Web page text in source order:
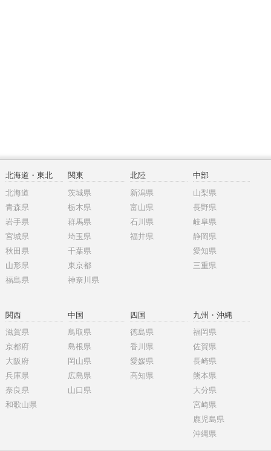
北海道・東北
北海道
青森県
岩手県
宮城県
秋田県
山形県
福島県
関東
茨城県
栃木県
群馬県
埼玉県
千葉県
東京都
神奈川県
北陸
新潟県
富山県
石川県
福井県
中部
山梨県
長野県
岐阜県
静岡県
愛知県
三重県
関西
滋賀県
京都府
大阪府
兵庫県
奈良県
和歌山県
中国
鳥取県
島根県
岡山県
広島県
山口県
四国
徳島県
香川県
愛媛県
高知県
九州・沖縄
福岡県
佐賀県
長崎県
熊本県
大分県
宮崎県
鹿児島県
沖縄県